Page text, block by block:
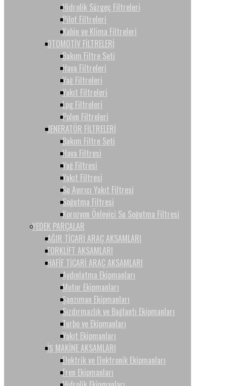
Hidrolik Süzgeç Filtreleri
Pilot Filtreleri
Kabin ve Klima Filtreleri
OTOMOTİV FİLTRELERİ
Bakım Filtre Seti
Hava Filtreleri
Yağ Filtreleri
Yakıt Filtreleri
Lpg Filtreleri
Polen Filtreleri
JENERATÖR FİLTRELERİ
Bakım Filtre Seti
Hava Filtresi
Yağ Filtresi
Yakıt Filtresi
Su Ayırıcı Yakıt Filtresi
Soğutma Filtresi
Korozyon Önleyici Su Soğutma Filtresi
YEDEK PARÇALAR
AĞIR TİCARİ ARAÇ AKSAMLARI
FORKLİFT AKSAMLARI
HAFİF TİCARİ ARAÇ AKSAMLARI
Aydınlatma Ekipmanları
Motor Ekipmanları
Şanzıman Ekipmanları
Sızdırmazlık ve Bağlantı Ekipmanları
Turbo ve Ekipmanları
Yakıt Ekipmanları
İŞ MAKİNE AKSAMLARI
Elektrik ve Elektronik Ekipmanları
Fren Ekipmanları